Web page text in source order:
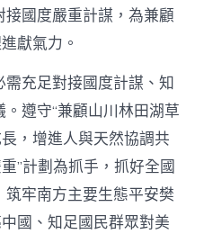
國度嚴重計謀，為兼顧
獻氣力。
充足對接國度計謀、知
遵守“兼顧山川林田湖草
，增進人與天然協調共
”計劃為抓手，抓好全國
牢南方主要生態平安樊
國、知足國民群眾對美